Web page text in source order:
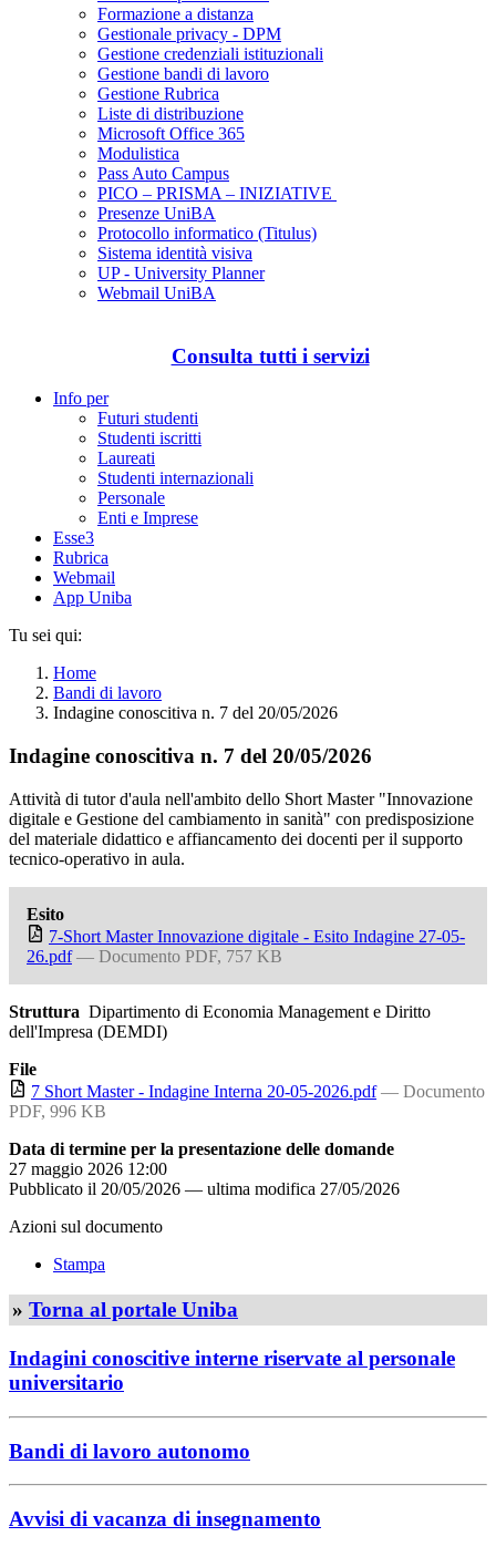
Formazione a distanza
Gestionale privacy - DPM
Gestione credenziali istituzionali
Gestione bandi di lavoro
Gestione Rubrica
Liste di distribuzione
Microsoft Office 365
Modulistica
Pass Auto Campus
PICO – PRISMA – INIZIATIVE
Presenze UniBA
Protocollo informatico (Titulus)
Sistema identità visiva
UP - University Planner
Webmail UniBA
Consulta tutti i servizi
Info per
Futuri studenti
Studenti iscritti
Laureati
Studenti internazionali
Personale
Enti e Imprese
Esse3
Rubrica
Webmail
App Uniba
Tu sei qui:
Home
Bandi di lavoro
Indagine conoscitiva n. 7 del 20/05/2026
Indagine conoscitiva n. 7 del 20/05/2026
Attività di tutor d'aula nell'ambito dello Short Master "Innovazione
digitale e Gestione del cambiamento in sanità" con predisposizione
del materiale didattico e affiancamento dei docenti per il supporto
tecnico-operativo in aula.
Esito
7-Short Master Innovazione digitale - Esito Indagine 27-05-
26.pdf — Documento PDF, 757 KB
Struttura Dipartimento di Economia Management e Diritto
dell'Impresa (DEMDI)
File
7 Short Master - Indagine Interna 20-05-2026.pdf — Documento
PDF, 996 KB
Data di termine per la presentazione delle domande
27 maggio 2026 12:00
Pubblicato il 20/05/2026 — ultima modifica 27/05/2026
Azioni sul documento
Stampa
» Torna al portale Uniba
Indagini conoscitive interne riservate al personale
universitario
Bandi di lavoro autonomo
Avvisi di vacanza di insegnamento